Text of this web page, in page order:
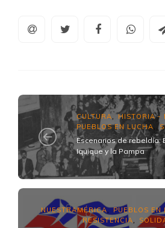
CULTURA ,HISTORIA -
PUEBLOS EN LUCHA ,
Escenarios de rebeldía:
Iquique y la Pampa
NUESTRAMÉRICA,PUEBLOS EN
RESISTENCIA